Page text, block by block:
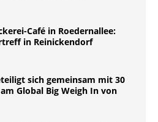
Café in Roedernallee:
in Reinickendorf
sich gemeinsam mit 30
Global Big Weigh In von